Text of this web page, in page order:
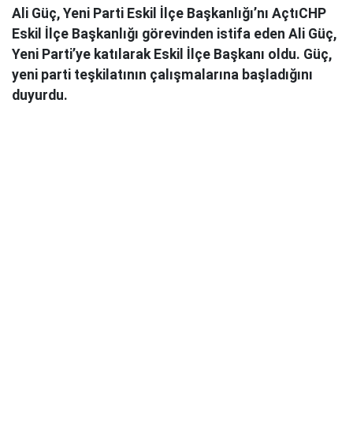
Ali Güç, Yeni Parti Eskil İlçe Başkanlığı’nı AçtıCHP
Eskil İlçe Başkanlığı görevinden istifa eden Ali Güç,
Yeni Parti’ye katılarak Eskil İlçe Başkanı oldu. Güç,
yeni parti teşkilatının çalışmalarına başladığını
duyurdu.